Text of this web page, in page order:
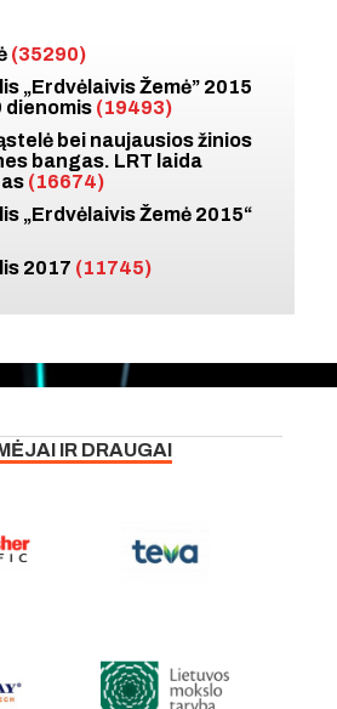
(35290)
„Erdvėlaivis Žemė” 2015
dienomis (19493)
bei naujausios žinios
bangas. LRT laida
(16674)
„Erdvėlaivis Žemė 2015“
2017 (11745)
IR DRAUGAI